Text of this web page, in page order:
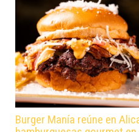
Burger Manía reúne en